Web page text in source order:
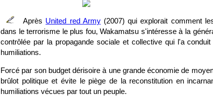
Après United red Army(2007) qui explorait comment
dans le terrorisme le plus fou, Wakamatsu s'intéresse à la
contrôlée par la propagande sociale et collective qui l'a
humiliations.
Forcé par son budget dérisoire à une grande économie de
brûlot politique et évite le piège de la reconstitution en
humiliations vécues par tout un peuple.